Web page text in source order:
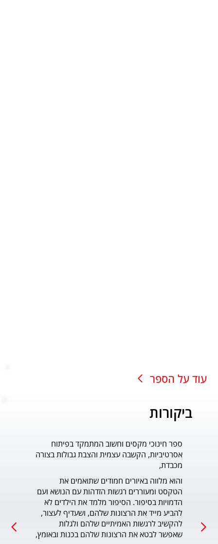
עוד על הספר
ביקורות
ספר חינוכי מקסים וחשוב המתמקד בפיתוח
אסרטיביות, הקשבה עצמית והצבת גבולות בצורה
מכבדת,
והוא מלווה באיורים חמודים שתואמים את
הדמויות בסיפור. הסיפור מלמד את הילדים לא
להקשיב לרגשות האמיתיים שלהם ולגלות